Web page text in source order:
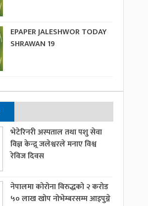
EPAPER JALESHWOR TODAY
SHRAWAN 19
भेटेरिनरी अस्पताल तथा पशु सेवा
विज्ञ केन्द्र्र जलेश्वरले मनाए विश्व
रेविज दिवस
नेपालमा कोरोना विरुद्धको २ करोड
५० लाख खोप नोभेम्बरसम्म आइपुग्ने